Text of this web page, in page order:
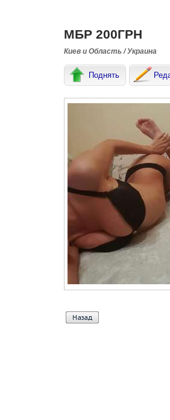
МБР 200ГРН
Киев и Область / Украина
Поднять